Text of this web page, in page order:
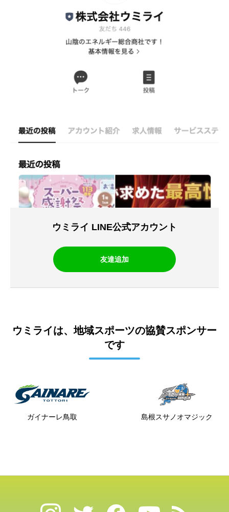
ウミライ LINE公式アカウント
友達追加
ウミライは、地域スポーツの協賛スポンサー
です
ガイナーレ鳥取 島根スサノオマジック